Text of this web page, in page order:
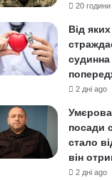
20
Від
2 дні ago
посади
стало
він
2 дні ago